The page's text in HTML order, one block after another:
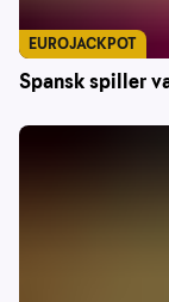
Spansk spiller
EUROJACKPOT